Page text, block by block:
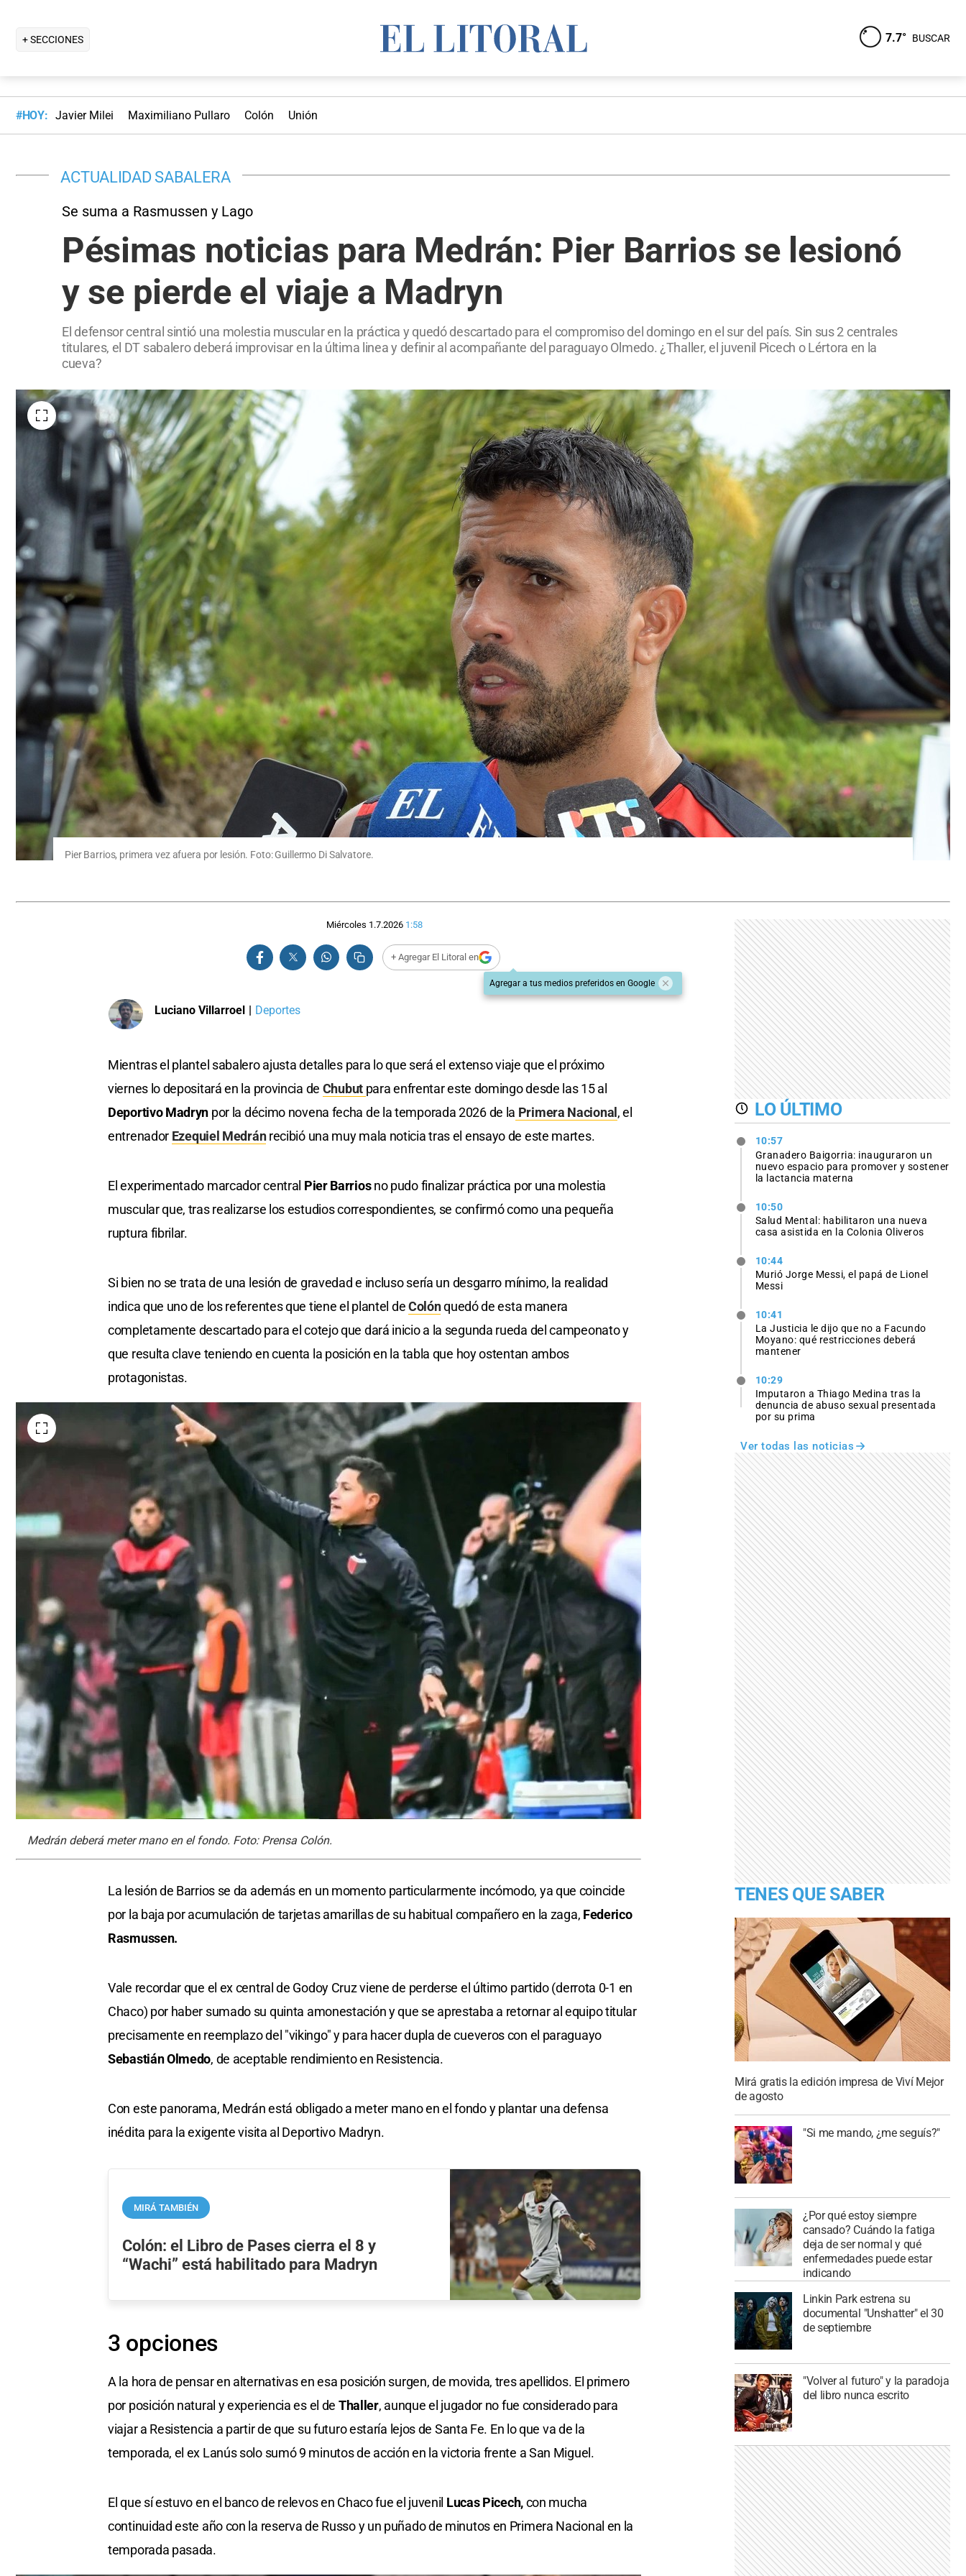
+ SECCIONES 7.7° BUSCAR
#HOY: Javier Milei Maximiliano Pullaro Colón Unión
ACTUALIDAD SABALERA
Se suma a Rasmussen y Lago
Pésimas noticias para Medrán: Pier Barrios se lesionó
y se pierde el viaje a Madryn
El defensor central sintió una molestia muscular en la práctica y quedó descartado para el compromiso del domingo en el sur del país. Sin sus 2 centrales
titulares, el DT sabalero deberá improvisar en la última linea y definir al acompañante del paraguayo Olmedo. ¿Thaller, el juvenil Picech o Lértora en la
cueva?
Pier Barrios, primera vez afuera por lesión. Foto: Guillermo Di Salvatore.
Miércoles 1.7.2026 1:58
+ Agregar El Litoral en
Agregar a tus medios preferidos en Google
Luciano Villarroel | Deportes
Mientras el plantel sabalero ajusta detalles para lo que será el extenso viaje que el próximo
viernes lo depositará en la provincia de Chubut para enfrentar este domingo desde las 15 al
Deportivo Madryn por la décimo novena fecha de la temporada 2026 de la Primera Nacional , el
entrenador Ezequiel Medránrecibió una muy mala noticia tras el ensayo de este martes.
El experimentado marcador central Pier Barriosno pudo finalizar práctica por una molestia
muscular que, tras realizarse los estudios correspondientes, se confirmó como una pequeña
ruptura fibrilar.
Si bien no se trata de una lesión de gravedad e incluso sería un desgarro mínimo, la realidad
indica que uno de los referentes que tiene el plantel deColónquedó de esta manera
completamente descartado para el cotejo que dará inicio a la segunda rueda del campeonato y
que resulta clave teniendo en cuenta la posición en la tabla que hoy ostentan ambos
protagonistas.
Medrán deberá meter mano en el fondo. Foto: Prensa Colón.
La lesión de Barrios se da además en un momento particularmente incómodo, ya que coincide
por la baja por acumulación de tarjetas amarillas de su habitual compañero en la zaga, Federico
Rasmussen.
Vale recordar que el ex central de Godoy Cruz viene de perderse el último partido (derrota 0-1 en
Chaco) por haber sumado su quinta amonestación y que se aprestaba a retornar al equipo titular
precisamente en reemplazo del "vikingo" y para hacer dupla de cueveros con el paraguayo
Sebastián Olmedo, de aceptable rendimiento en Resistencia.
Con este panorama, Medrán está obligado a meter mano en el fondo y plantar una defensa
inédita para la exigente visita al Deportivo Madryn.
MIRÁ TAMBIÉN
Colón: el Libro de Pases cierra el 8 y
“Wachi” está habilitado para Madryn
3 opciones
A la hora de pensar en alternativas en esa posición surgen, de movida, tres apellidos. El primero
por posición natural y experiencia es el de Thaller, aunque el jugador no fue considerado para
viajar a Resistencia a partir de que su futuro estaría lejos de Santa Fe. En lo que va de la
temporada, el ex Lanús solo sumó 9 minutos de acción en la victoria frente a San Miguel.
El que sí estuvo en el banco de relevos en Chaco fue el juvenil Lucas Picech,con mucha
continuidad este año con la reserva de Russo y un puñado de minutos en Primera Nacional en la
temporada pasada.
LO ÚLTIMO
10:57
Granadero Baigorria: inauguraron un
nuevo espacio para promover y sostener
la lactancia materna
10:50
Salud Mental: habilitaron una nueva
casa asistida en la Colonia Oliveros
10:44
Murió Jorge Messi, el papá de Lionel
Messi
10:41
La Justicia le dijo que no a Facundo
Moyano: qué restricciones deberá
mantener
10:29
Imputaron a Thiago Medina tras la
denuncia de abuso sexual presentada
por su prima
Ver todas las noticias
TENES QUE SABER
Mirá gratis la edición impresa de Viví Mejor
de agosto
"Si me mando, ¿me seguís?"
¿Por qué estoy siempre
cansado? Cuándo la fatiga
deja de ser normal y qué
enfermedades puede estar
indicando
Linkin Park estrena su
documental "Unshatter" el 30
de septiembre
"Volver al futuro" y la paradoja
del libro nunca escrito